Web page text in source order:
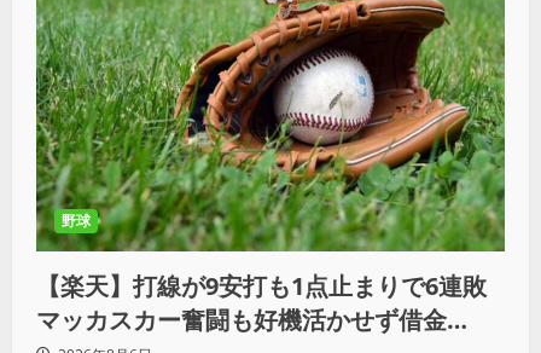
野球
【楽天】打線が9安打も1点止まりで6連敗
マッカスカー奮闘も好機活かせず借金